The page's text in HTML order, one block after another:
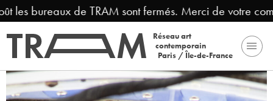
les bureaux de TRAM sont fermés. Merci de votre
Réseau art
contemporain
Paris / Île-de-France